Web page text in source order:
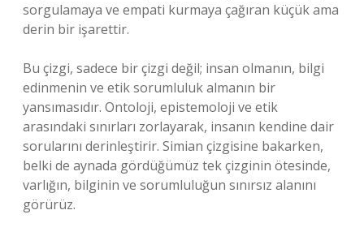
sorgulamaya ve empati kurmaya çağıran küçük ama
derin bir işarettir.
Bu çizgi, sadece bir çizgi değil; insan olmanın, bilgi
edinmenin ve etik sorumluluk almanın bir
yansımasıdır. Ontoloji, epistemoloji ve etik
arasındaki sınırları zorlayarak, insanın kendine dair
sorularını derinleştirir. Simian çizgisine bakarken,
belki de aynada gördüğümüz tek çizginin ötesinde,
varlığın, bilginin ve sorumluluğun sınırsız alanını
görürüz.